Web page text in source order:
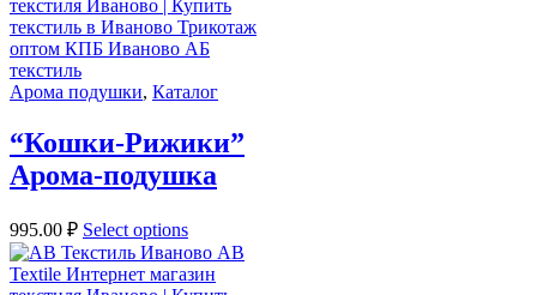
Арома подушки, Каталог
“Кошки-Рижики”
Арома-подушка
995.00 ₽ Select options